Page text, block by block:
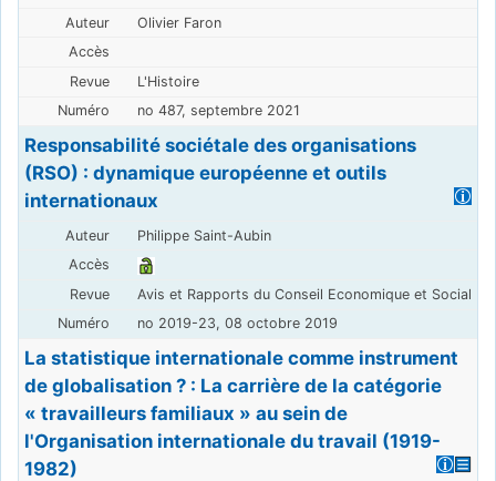
Olivier Faron
L'Histoire
no 487, septembre 2021
Responsabilité sociétale des organisations
(RSO) : dynamique européenne et outils
internationaux
Philippe Saint-Aubin
Avis et Rapports du Conseil Economique et Social
no 2019-23, 08 octobre 2019
La statistique internationale comme instrument
de globalisation ? : La carrière de la catégorie
« travailleurs familiaux » au sein de
l'Organisation internationale du travail (1919-
1982)